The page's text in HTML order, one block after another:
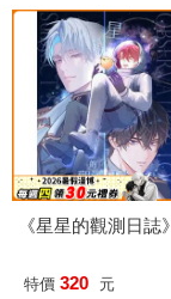
《星星的觀測日誌》
特價 320 元